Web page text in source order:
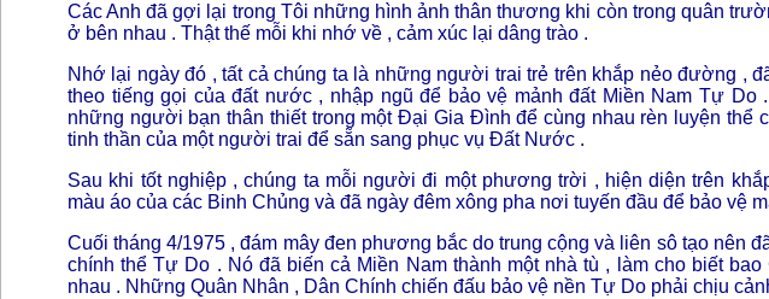
Các Anh đã gợi lại trong Tôi những hình ảnh thân thương khi còn trong quân
ở bên nhau . Thật thế mỗi khi nhớ về , cảm xúc lại dâng trào .
Nhớ lại ngày đó , tất cả chúng ta là những người trai trẻ trên khắp nẻo đường ,
theo tiếng gọi của đất nước , nhập ngũ để bảo vệ mảnh đất Miền Nam Tự Do
những người bạn thân thiết trong một Đại Gia Đình để cùng nhau rèn luyện thể
tinh thần của một người trai để sẵn sang phục vụ Đất Nước .
Sau khi tốt nghiệp , chúng ta mỗi người đi một phương trời , hiện diện trên
màu áo của các Binh Chủng và đã ngày đêm xông pha nơi tuyến đầu để bảo vệ
Cuối tháng 4/1975 , đám mây đen phương bắc do trung cộng và liên sô tạo nên
chính thể Tự Do . Nó đã biến cả Miền Nam thành một nhà tù , làm cho biết
nhau . Những Quân Nhân , Dân Chính chiến đấu bảo vệ nền Tự Do phải chịu